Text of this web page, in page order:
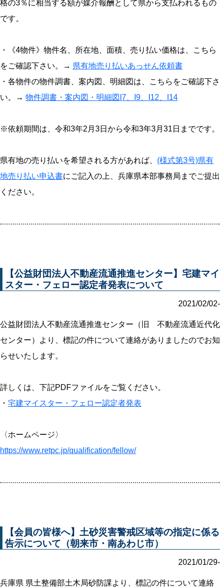
格の3％に相当する額が媒介報酬として県から支払われるもの
です。
・《4物件》物件名、所在地、面積、売り払い価格は、こちら
をご確認下さい。→ 県有地売り払いあっせん依頼書
・各物件の物件調書、案内図、明細図は、こちらをご確認下さ
い。→ 物件調書・案内図・明細図I7、I9、I12、I14
※依頼期間は、 令和3年2月3日から令和3年3月31日までです。
県有地の売り払いを希望される方があれば、 (様式第3号)県有
地売り払い申込書にご記入の上、兵庫県本部事務局までご提出
ください。
【公益財団法人不動産流通推進センター】宅建マイ
スター・フェロー認定者発表について
2021/02/02-
公益財団法人不動産流通推進センター（旧 不動産流通近代化
センター）より、標記の件について連絡がありましたのでお知
らせいたします。
詳しくは、下記PDFファイルをご覧ください。
・ 宅建マイスター・フェロー認定者発表
〈ホームページ〉
https://www.retpc.jp/qualification/fellow/
【会員の皆様へ】土砂災害警戒区域等の指定に係る
告示について（朝来市・南あわじ市）
2021/01/29-
兵庫県 県土整備部土木局砂防課より、標記の件について連絡